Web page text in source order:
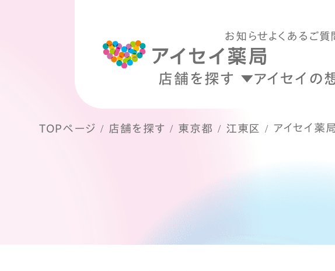
お知らせよくあるご質
店舗を探す アイセイの
TOPページ 店舗を探す 東京都 江東区 アイセイ